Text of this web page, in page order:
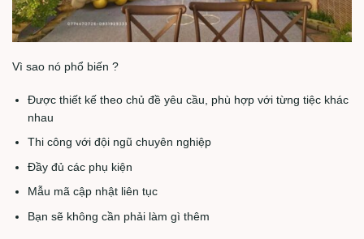
Vì sao nó phổ biến ?
Được thiết kế theo chủ đề yêu cầu, phù hợp với từng tiệc khác
nhau
Thi công với đội ngũ chuyên nghiệp
Đầy đủ các phụ kiện
Mẫu mã cập nhật liên tục
Bạn sẽ không cần phải làm gì thêm